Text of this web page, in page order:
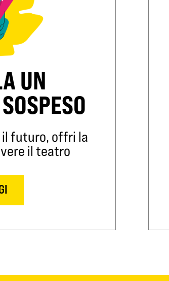
UN
il futuro, offri la
il teatro